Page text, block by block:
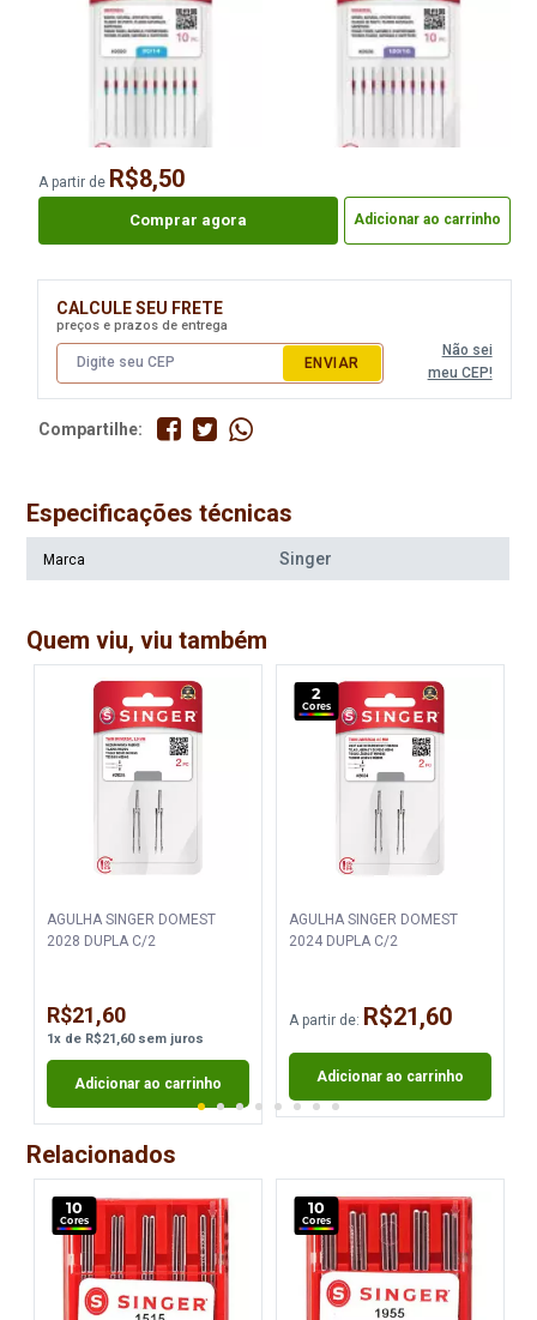
Agulha Singer Domest 2020
1093 Itens
C/10 Espessura 16
460 Itens
Disponível:
150 Itens
Disponível:
42 Itens
A partir de R$8,50
Comprar agora Adicionar ao carrinho
CALCULE SEU FRETE
preços e prazos de entrega
ENVIAR
Não sei
meu CEP!
Compartilhe:
Especificações técnicas
Marca Singer
Quem viu, viu também
AGULHA SINGER DOMEST
2028 DUPLA C/2
R$21,60
1xde R$21,60sem juros
Adicionar ao carrinho
2
Cores
AGULHA SINGER DOMEST
2024 DUPLA C/2
A partir de: R$21,60
Adicionar ao carrinho
Relacionados
10
Cores
10
Cores